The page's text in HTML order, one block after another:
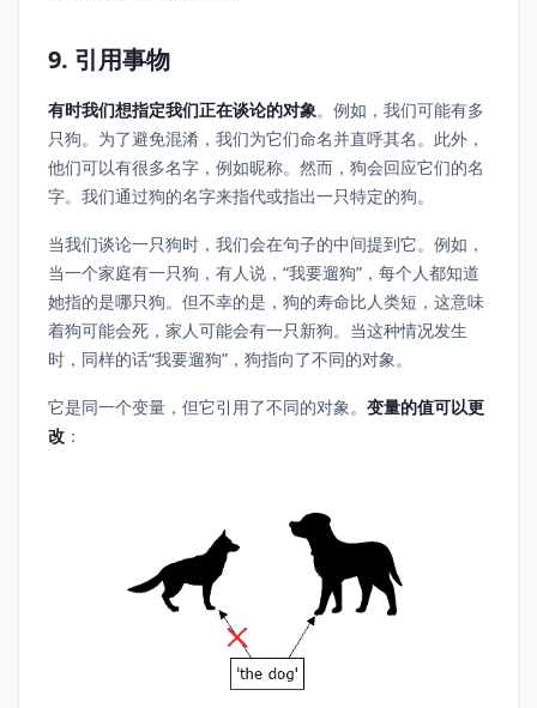
9. 引用事物
有时我们想指定我们正在谈论的对象。例如，我们可能有多
只狗。为了避免混淆，我们为它们命名并直呼其名。此外，
他们可以有很多名字，例如昵称。然而，狗会回应它们的名
字。我们通过狗的名字来指代或指出一只特定的狗。
当我们谈论一只狗时，我们会在句子的中间提到它。例如，
当一个家庭有一只狗，有人说，“我要遛狗”，每个人都知道
她指的是哪只狗。但不幸的是，狗的寿命比人类短，这意味
着狗可能会死，家人可能会有一只新狗。当这种情况发生
时，同样的话“我要遛狗”，狗指向了不同的对象。
它是同一个变量，但它引用了不同的对象。 变量的值可以更
改 ：